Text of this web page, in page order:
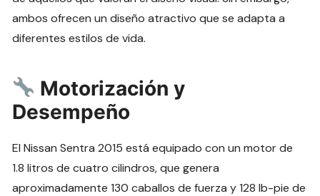
ambos ofrecen un diseño atractivo que se adapta a
diferentes estilos de vida.
Motorización y
Desempeño
El Nissan Sentra 2015 está equipado con un motor de
1.8 litros de cuatro cilindros, que genera
aproximadamente 130 caballos de fuerza y 128 lb-pie de